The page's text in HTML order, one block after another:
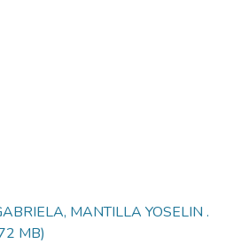
MANTILLA YOSELIN .
MB)